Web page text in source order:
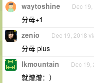
waytoshine Dec
分母+1
zenio Dec 19, 2018
分母 plus
lkmountain Dec 19,
就蹭蹭：）